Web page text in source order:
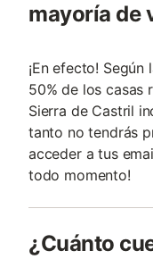
mayoría de
¡En efecto!
50% de los casas
Sierra de Castril
tanto no tendrás
acceder a tus
todo momento!
¿Cuánto